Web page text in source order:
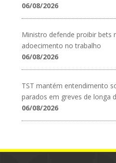
06/08/2026
Ministro defende proibir bets
adoecimento no trabalho
06/08/2026
TST mantém entendimento
parados em greves de longa
06/08/2026